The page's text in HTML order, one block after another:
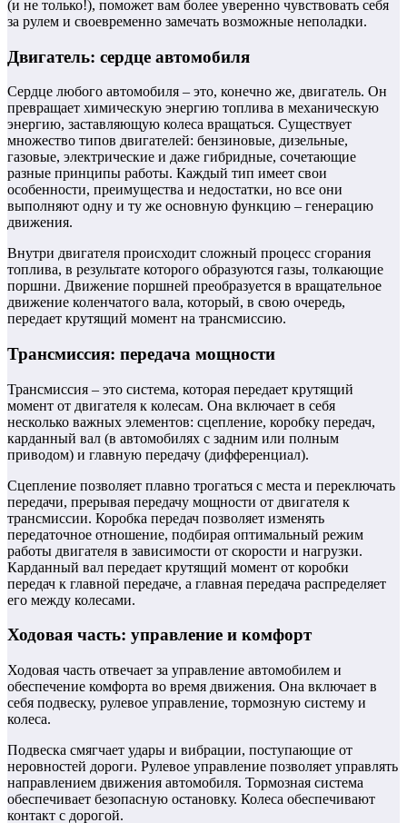
(и не только!), поможет вам более уверенно чувствовать себя
за рулем и своевременно замечать возможные неполадки.
Двигатель: сердце автомобиля
Сердце любого автомобиля – это, конечно же, двигатель. Он
превращает химическую энергию топлива в механическую
энергию, заставляющую колеса вращаться. Существует
множество типов двигателей: бензиновые, дизельные,
газовые, электрические и даже гибридные, сочетающие
разные принципы работы. Каждый тип имеет свои
особенности, преимущества и недостатки, но все они
выполняют одну и ту же основную функцию – генерацию
движения.
Внутри двигателя происходит сложный процесс сгорания
топлива, в результате которого образуются газы, толкающие
поршни. Движение поршней преобразуется в вращательное
движение коленчатого вала, который, в свою очередь,
передает крутящий момент на трансмиссию.
Трансмиссия: передача мощности
Трансмиссия – это система, которая передает крутящий
момент от двигателя к колесам. Она включает в себя
несколько важных элементов: сцепление, коробку передач,
карданный вал (в автомобилях с задним или полным
приводом) и главную передачу (дифференциал).
Сцепление позволяет плавно трогаться с места и переключать
передачи, прерывая передачу мощности от двигателя к
трансмиссии. Коробка передач позволяет изменять
передаточное отношение, подбирая оптимальный режим
работы двигателя в зависимости от скорости и нагрузки.
Карданный вал передает крутящий момент от коробки
передач к главной передаче, а главная передача распределяет
его между колесами.
Ходовая часть: управление и комфорт
Ходовая часть отвечает за управление автомобилем и
обеспечение комфорта во время движения. Она включает в
себя подвеску, рулевое управление, тормозную систему и
колеса.
Подвеска смягчает удары и вибрации, поступающие от
неровностей дороги. Рулевое управление позволяет управлять
направлением движения автомобиля. Тормозная система
обеспечивает безопасную остановку. Колеса обеспечивают
контакт с дорогой.